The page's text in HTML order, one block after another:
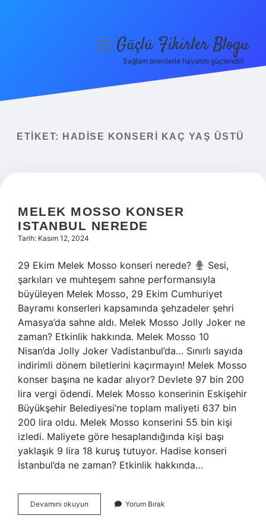
Yasal Uyarı
menüyüGüçlü Fikirler Blogu
Sağlam önerilerle hayatını güçlendir!
ETIKET: HADISE KONSERI KAÇ YAŞ ÜSTÜ
MELEK MOSSO KONSER
ISTANBUL NEREDE
Tarih: Kasım 12, 2024
29 Ekim Melek Mosso konseri nerede?
Sesi,
şarkıları ve muhteşem sahne performansıyla
büyüleyen Melek Mosso, 29 Ekim Cumhuriyet
Bayramı konserleri kapsamında şehzadeler şehri
Amasya’da sahne aldı. Melek Mosso Jolly Joker ne
zaman? Etkinlik hakkında. Melek Mosso 10
Nisan’da Jolly Joker Vadistanbul’da… Sınırlı sayıda
indirimli dönem biletlerini kaçırmayın! Melek Mosso
konser başına ne kadar alıyor? Devlete 97 bin 200
lira vergi ödendi. Melek Mosso konserinin Eskişehir
Büyükşehir Belediyesi’ne toplam maliyeti 637 bin
200 lira oldu. Melek Mosso konserini 55 bin kişi
izledi. Maliyete göre hesaplandığında kişi başı
yaklaşık 9 lira 18 kuruş tutuyor. Hadise konseri
İstanbul’da ne zaman? Etkinlik hakkında…
Devamını okuyun
Mosso
Yorum Bırak